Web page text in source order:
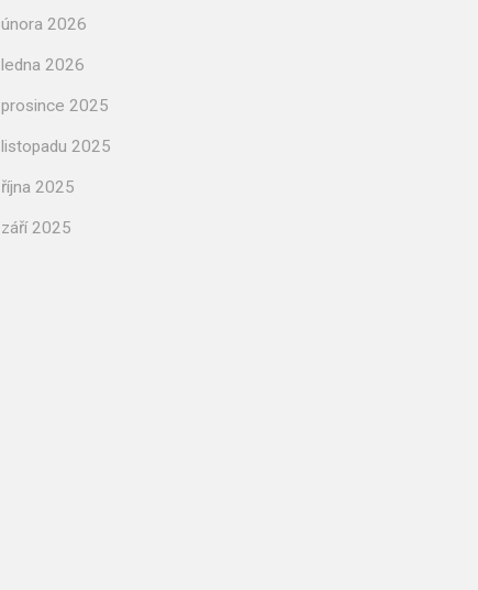
února 2026
ledna 2026
prosince 2025
listopadu 2025
října 2025
září 2025